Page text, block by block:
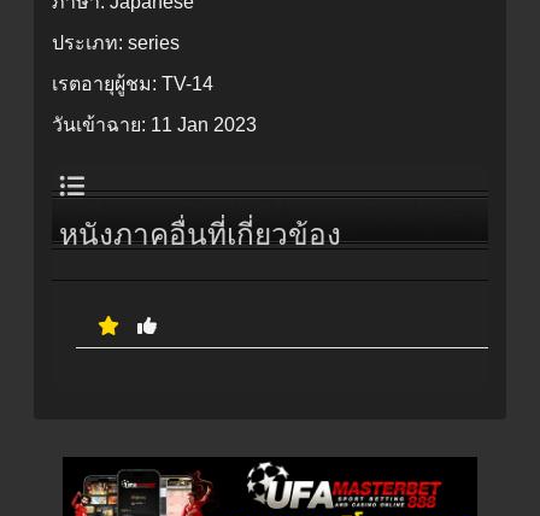
ประเภท: series
เรตอายุผู้ชม: TV-14
วันเข้าฉาย: 11 Jan 2023
หนังภาคอื่นที่เกี่ยวข้อง